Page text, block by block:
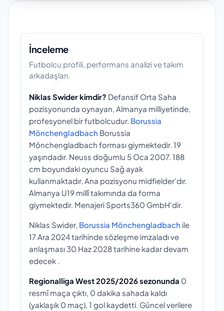
İnceleme
Futbolcu profili, performans analizi ve takım
arkadaşları.
Niklas Swider kimdir? Defansif Orta Saha
pozisyonunda oynayan, Almanya milliyetinde,
profesyonel bir futbolcudur. Borussia
Mönchengladbach Borussia
Mönchengladbach forması giymektedir. 19
yaşındadır. Neuss doğumlu 5 Oca 2007. 188
cm boyundaki oyuncu Sağ ayak
kullanmaktadır. Ana pozisyonu midfielder'dır.
Almanya U19 millî takımında da forma
giymektedir. Menajeri Sports360 GmbH'dir.
Niklas Swider, Borussia Mönchengladbach ile
17 Ara 2024 tarihinde sözleşme imzaladı ve
anlaşması 30 Haz 2028 tarihine kadar devam
edecek .
Regionalliga West 2025/2026 sezonunda 0
resmî maça çıktı, 0 dakika sahada kaldı
(yaklaşık 0 maç), 1 gol kaydetti. Güncel verilere